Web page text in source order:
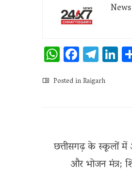
WhatsApp
Posted inRaigarh
छत्तीसगढ़ के स्कूलों में
और भोजन मंत्र;